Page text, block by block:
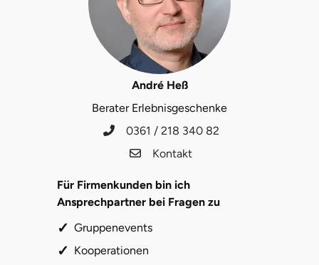
André Heß
Berater Erlebnisgeschenke
0361 / 218 340 82
Kontakt
Für Firmenkunden bin ich
Ansprechpartner bei Fragen zu
Gruppenevents
Kooperationen